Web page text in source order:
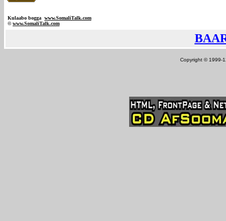
Kulaabo bogga www.SomaliTalk.com
©www.SomaliTalk.com
Copyright © 1999-